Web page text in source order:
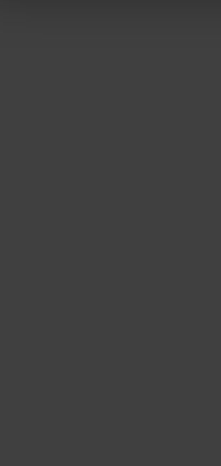
media, adverteren en analyse. Deze
verstrekt of die ze hebben verzameld op